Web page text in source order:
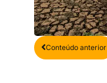
Anterior
Conteúdo anterior